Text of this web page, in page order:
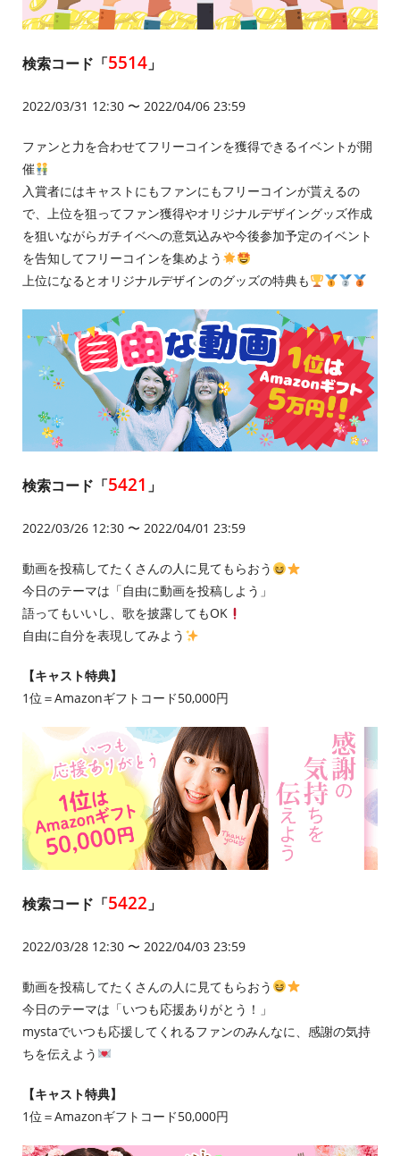
検索コード「5514 」
2022/03/31 12:30 〜 2022/04/06 23:59
ファンと力を合わせてフリーコインを獲得できるイベントが開
催
入賞者にはキャストにもファンにもフリーコインが貰えるの
で、上位を狙ってファン獲得やオリジナルデザイングッズ作成
を狙いながらガチイベへの意気込みや今後参加予定のイベント
を告知してフリーコインを集めよう
上位になるとオリジナルデザインのグッズの特典も
検索コード「5421 」
2022/03/26 12:30 〜 2022/04/01 23:59
動画を投稿してたくさんの人に見てもらおう
今日のテーマは「自由に動画を投稿しよう」
語ってもいいし、歌を披露してもOK
自由に自分を表現してみよう
【キャスト特典】
1位＝Amazonギフトコード50,000円
検索コード「5422 」
2022/03/28 12:30 〜 2022/04/03 23:59
動画を投稿してたくさんの人に見てもらおう
今日のテーマは「いつも応援ありがとう！」
mystaでいつも応援してくれるファンのみんなに、感謝の気持
ちを伝えよう
【キャスト特典】
1位＝Amazonギフトコード50,000円